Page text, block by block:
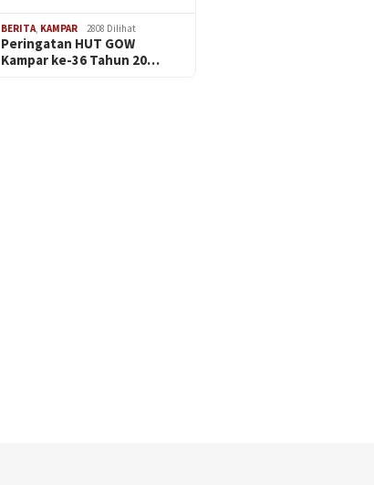
BERITA, KAMPAR 2808 Dilihat
Peringatan HUT GOW
Kampar ke-36 Tahun 20…